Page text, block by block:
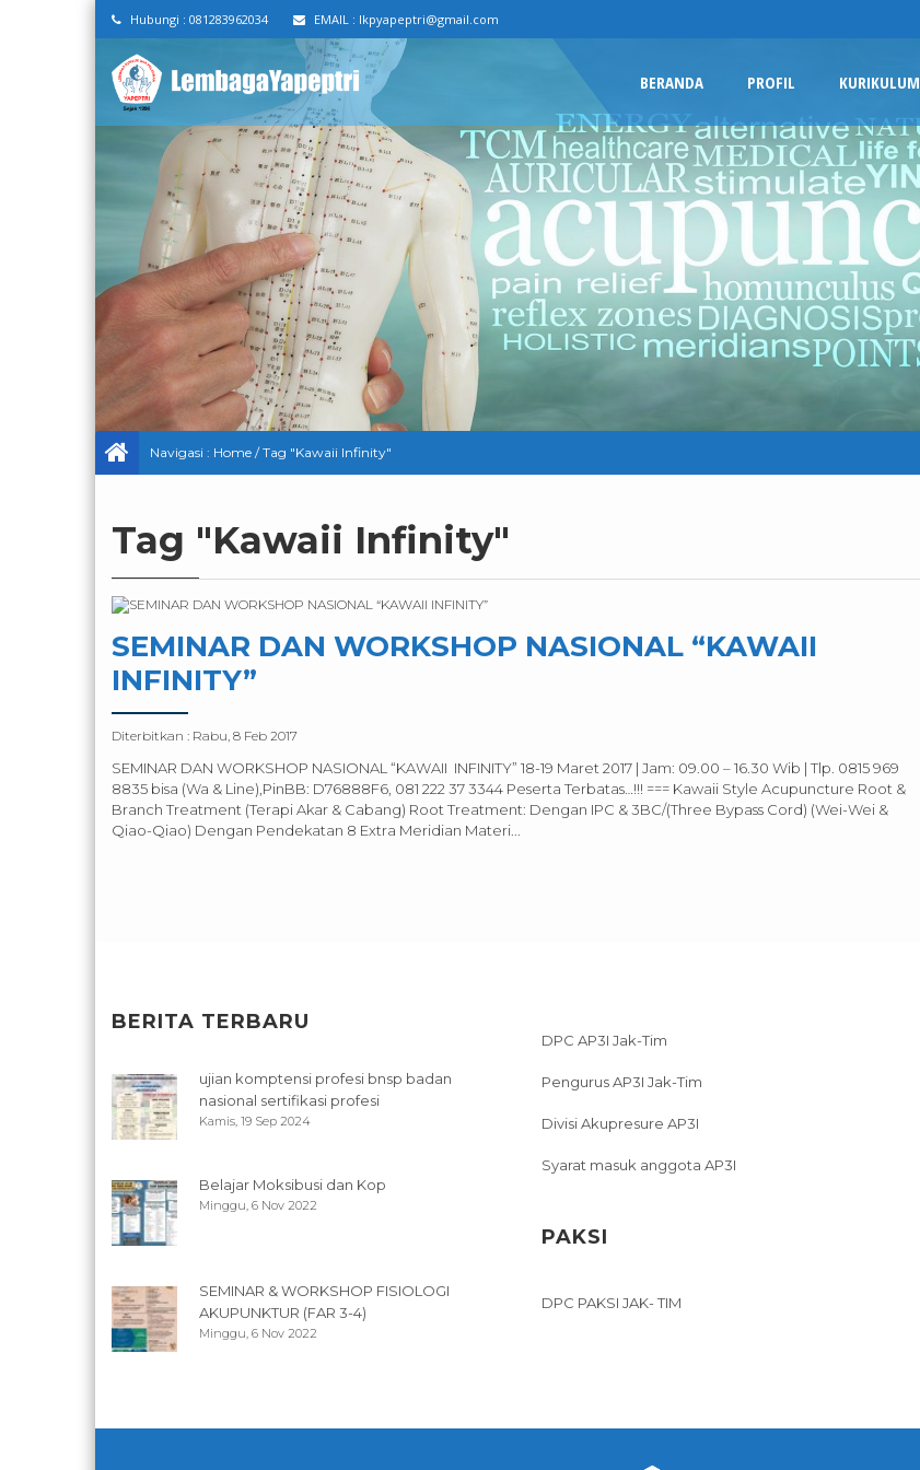
Hubungi : 081283962034 EMAIL : lkpyapeptri@gmail.com
BERANDA PROFIL KURIKULUM
Navigasi : Home /Tag "Kawaii Infinity"
Tag "Kawaii Infinity"
SEMINAR DAN WORKSHOP NASIONAL “KAWAII
INFINITY”
Diterbitkan : Rabu, 8 Feb 2017
SEMINAR DAN WORKSHOP NASIONAL “KAWAII INFINITY” 18-19 Maret 2017 | Jam: 09.00 – 16.30 Wib | Tlp. 0815 969
8835 bisa (Wa & Line),PinBB: D76888F6, 081 222 37 3344 Peserta Terbatas…!!! === Kawaii Style Acupuncture Root &
Branch Treatment (Terapi Akar & Cabang) Root Treatment: Dengan IPC & 3BC/(Three Bypass Cord) (Wei-Wei &
Qiao-Qiao) Dengan Pendekatan 8 Extra Meridian Materi...
BERITA TERBARU
ujian komptensi profesi bnsp badan
nasional sertifikasi profesi
Kamis, 19 Sep 2024
Belajar Moksibusi dan Kop
Minggu, 6 Nov 2022
SEMINAR & WORKSHOP FISIOLOGI
AKUPUNKTUR (FAR 3-4)
Minggu, 6 Nov 2022
DPC AP3I Jak-Tim
Pengurus AP3I Jak-Tim
Divisi Akupresure AP3I
Syarat masuk anggota AP3I
PAKSI
DPC PAKSI JAK- TIM